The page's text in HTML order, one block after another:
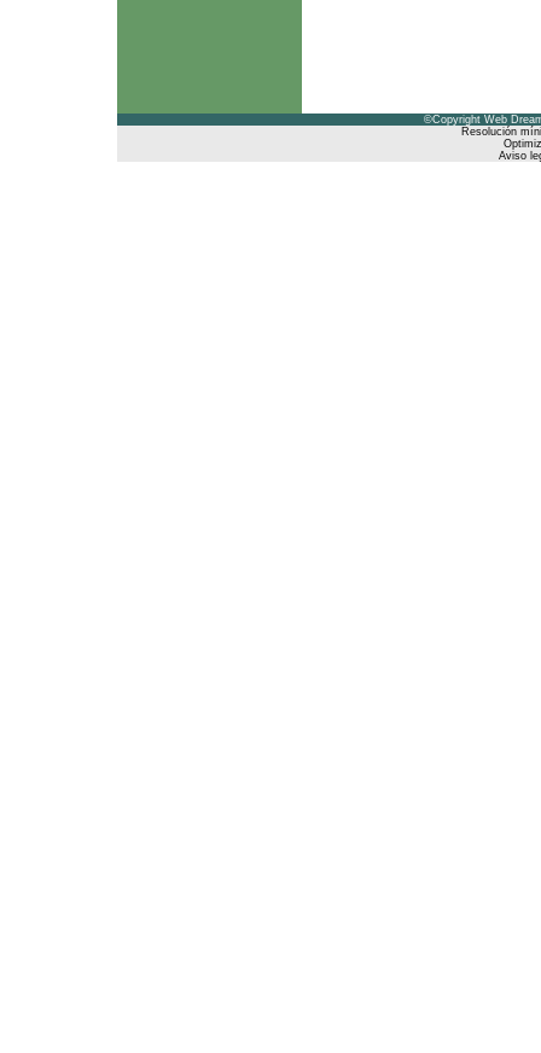
©Copyright Web
Resolución
Aviso